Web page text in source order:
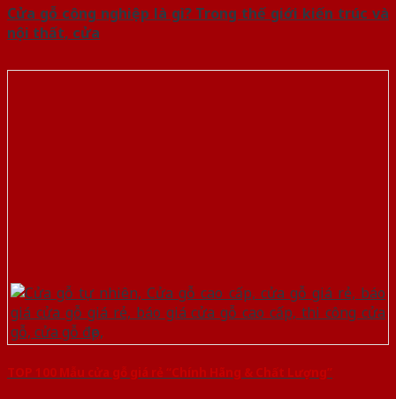
Cửa gỗ công nghiệp là gì? Trong thế giới kiến trúc và
nội thất, cửa
TOP 100 Mẫu cửa gỗ giá rẻ “Chính Hãng & Chất Lượng”